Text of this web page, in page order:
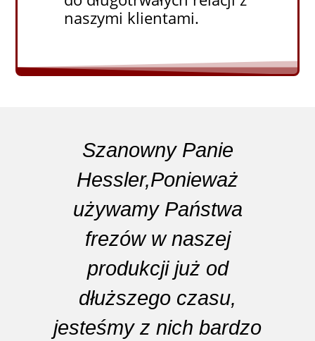
naszymi klientami.
Szanowny Panie
Hessler,Ponieważ
używamy Państwa
frezów w naszej
produkcji już od
dłuższego czasu,
jesteśmy z nich bardzo